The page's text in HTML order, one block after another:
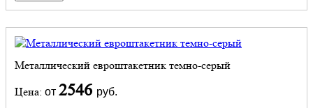
Металлический евроштакетник темно-серый
Цена: от 2546 руб.